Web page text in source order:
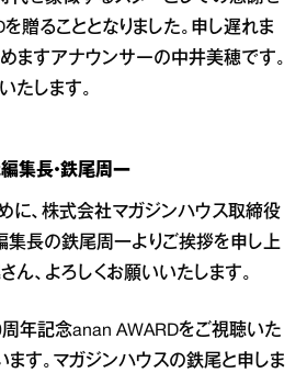
贈ることとなりました。申し遅れま
ますアナウンサーの中井美穂です。
たします。
編集長・鉄尾周一
に、株式会社マガジンハウス取締役
集長の鉄尾周一よりご挨拶を申し上
ん、よろしくお願いいたします。
周年記念anan AWARDをご視聴いた
ます。マガジンハウスの鉄尾と申しま